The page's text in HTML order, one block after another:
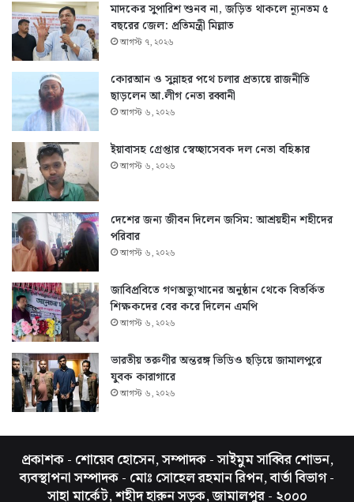
মাদকের সুপারিশ শুনব না, জড়িত থাকলে ন্যূনতম ৫
বছরের জেল: প্রতিমন্ত্রী মিল্লাত
আগস্ট ৭, ২০২৬
কোরআন ও সুন্নাহর পথে চলার প্রত্যয়ে রাজনীতি
ছাড়লেন আ.লীগ নেতা রব্বানী
আগস্ট ৬, ২০২৬
ইয়াবাসহ গ্রেপ্তার স্বেচ্ছাসেবক দল নেতা বহিষ্কার
আগস্ট ৬, ২০২৬
দেশের জন্য জীবন দিলেন জসিম: আশ্রয়হীন শহীদের
পরিবার
আগস্ট ৬, ২০২৬
জাবিপ্রবিতে গণঅভ্যুত্থানের অনুষ্ঠান থেকে বিতর্কিত
শিক্ষকদের বের করে দিলেন এমপি
আগস্ট ৬, ২০২৬
ভারতীয় তরুণীর অন্তরঙ্গ ভিডিও ছড়িয়ে জামালপুরে
যুবক কারাগারে
আগস্ট ৬, ২০২৬
প্রকাশক - শোয়েব হোসেন, সম্পাদক - সাইমুম সাব্বির শোভন,
ব্যবস্থাপনা সম্পাদক - মোঃ সোহেল রহমান রিপন, বার্তা বিভাগ -
সাহা মার্কেট, শহীদ হারুন সড়ক, জামালপুর - ২০০০